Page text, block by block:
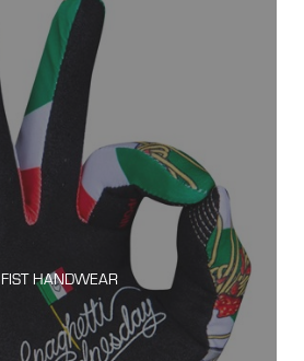
FIST HANDWEAR